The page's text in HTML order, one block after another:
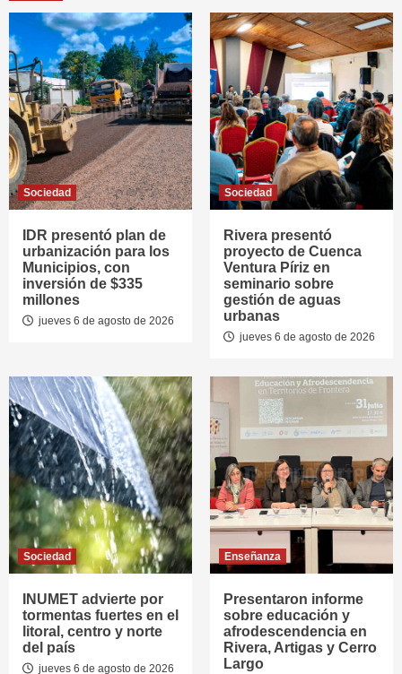
Sociedad
IDR presentó plan de
urbanización para los
Municipios, con
inversión de $335
millones
jueves 6 de agosto de 2026
Sociedad
Rivera presentó
proyecto de Cuenca
Ventura Píriz en
seminario sobre
gestión de aguas
urbanas
jueves 6 de agosto de 2026
Sociedad
INUMET advierte por
tormentas fuertes en el
litoral, centro y norte
del país
jueves 6 de agosto de 2026
Enseñanza
Presentaron informe
sobre educación y
afrodescendencia en
Rivera, Artigas y Cerro
Largo